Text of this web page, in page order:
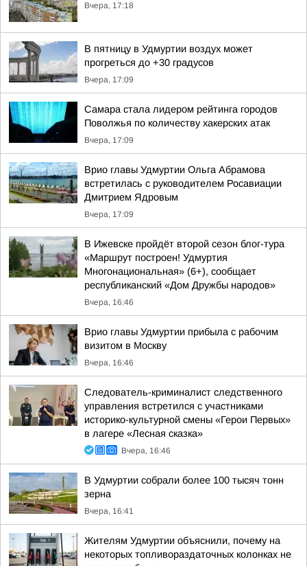
Вчера, 17:18
В пятницу в Удмуртии воздух может
прогреться до +30 градусов
Вчера, 17:09
Самара стала лидером рейтинга городов
Поволжья по количеству хакерских атак
Вчера, 17:09
Врио главы Удмуртии Ольга Абрамова
встретилась с руководителем Росавиации
Дмитрием Ядровым
Вчера, 17:09
В Ижевске пройдёт второй сезон блог-тура
«Маршрут построен! Удмуртия
Многонациональная» (6+), сообщает
республиканский «Дом Дружбы народов»
Вчера, 16:46
Врио главы Удмуртии прибыла с рабочим
визитом в Москву
Вчера, 16:46
Следователь-криминалист следственного
управления встретился с участниками
историко-культурной смены «Герои Первых»
в лагере «Лесная сказка»
Вчера, 16:46
В Удмуртии собрали более 100 тысяч тонн
зерна
Вчера, 16:41
Жителям Удмуртии объяснили, почему на
некоторых топливораздаточных колонках не